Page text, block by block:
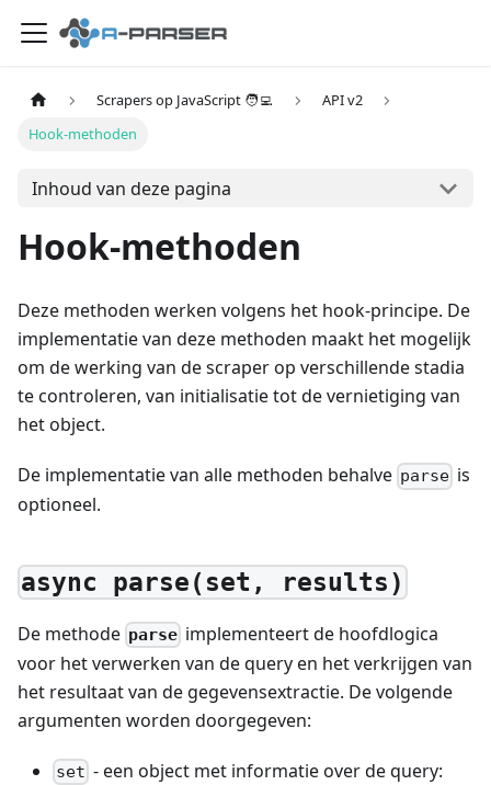
Scrapers op JavaScript 🧑‍💻
API v2
Hook-methoden
Inhoud van deze pagina
Hook-methoden
Deze methoden werken volgens het hook-principe. De
implementatie van deze methoden maakt het mogelijk
om de werking van de scraper op verschillende stadia
te controleren, van initialisatie tot de vernietiging van
het object.
De implementatie van alle methoden behalve parse is
optioneel.
async parse(set, results)
De methode parse implementeert de hoofdlogica
voor het verwerken van de query en het verkrijgen van
het resultaat van de gegevensextractie. De volgende
argumenten worden doorgegeven:
set - een object met informatie over de query: